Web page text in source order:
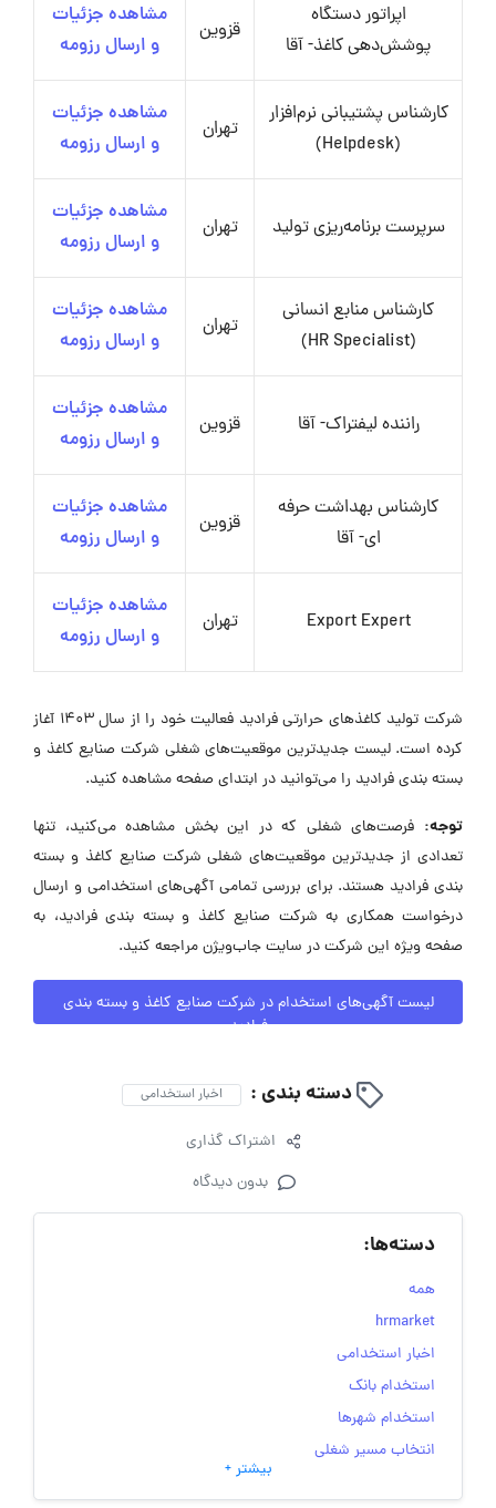
اپراتور دستگاه
پوشش‌دهی کاغذ- آقا
قزوین
مشاهده جزئیات
و ارسال رزومه
کارشناس پشتیبانی نرم‌افزار
(Helpdesk)
تهران
مشاهده جزئیات
و ارسال رزومه
سرپرست برنامه‌ریزی تولید تهران
مشاهده جزئیات
و ارسال رزومه
کارشناس منابع انسانی
(HR Specialist)
تهران
مشاهده جزئیات
و ارسال رزومه
راننده لیفتراک- آقا قزوین
مشاهده جزئیات
و ارسال رزومه
کارشناس بهداشت حرفه
ای- آقا
قزوین
مشاهده جزئیات
و ارسال رزومه
Export Expert تهران
مشاهده جزئیات
و ارسال رزومه
شرکت تولید کاغذهای حرارتی فرادید فعالیت خود را از سال ۱۴۰۳ آغاز
کرده است. لیست جدیدترین موقعیت‌های شغلی شرکت صنایع کاغذ و
بسته بندی فرادید را می‌توانید در ابتدای صفحه مشاهده کنید.
توجه: فرصت‌های شغلی که در این بخش مشاهده می‌کنید، تنها
تعدادی از جدیدترین موقعیت‌های شغلی شرکت صنایع کاغذ و بسته
بندی فرادید هستند. برای بررسی تمامی آگهی‌های استخدامی و ارسال
درخواست همکاری به شرکت صنایع کاغذ و بسته بندی فرادید، به
صفحه ویژه این شرکت در سایت جاب‌ویژن مراجعه کنید.
لیست آگهی‌های استخدام در شرکت صنایع کاغذ و بسته بندی
فرادید
دسته بندی : اخبار استخدامی
اشتراک گذاری
بدون دیدگاه
دسته‌ها:
همه
hrmarket
اخبار استخدامی
استخدام بانک
استخدام شهرها
انتخاب مسیر شغلی
به‌روزرسانی‌های سایت (کارجویی)
بیشتر +